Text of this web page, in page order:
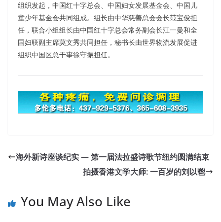
组织发起，中国红十字总会、中国妇女发展基金会、中国儿
童少年基金会共同组成。组长由中华慈善总会会长范宝俊担
任，联合小组组长由中国红十字总会常务副会长江一曼和全
国妇联副主席莫文秀共同担任，秘书长由世界物流发展促进
组织中国区总干事徐守振担任。
Not save Who dare ah Hundreds of warriors So
commanders also made mistakes in judgments and
decisions, fighting has always been determined not
determined So, this commander is also responsible. I
海外新诗座谈纪实 — 第一届法拉盛诗歌节纽约圆满结束
拍摄香港文学大师: 一百岁的刘以鬯
You May Also Like